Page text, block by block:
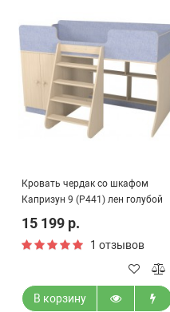
Кровать чердак со шкафом
Капризун 9 (Р441) лен голубой
15 199 р.
1 отзывов
В корзину